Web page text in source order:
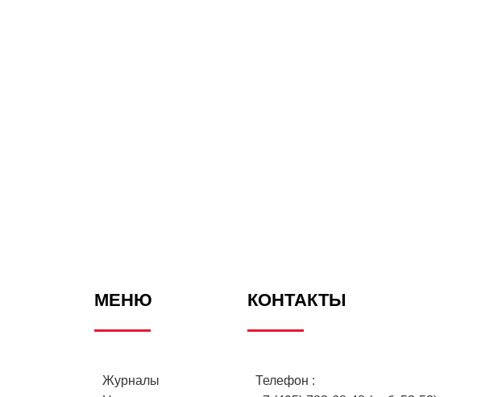
МЕНЮ
Журналы
КОНТАКТЫ
Телефон :